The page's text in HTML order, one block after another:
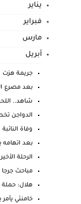
يناير
فبراير
مارس
أبريل
جريمة هزت
بعد مصرع
شاهد.. اللحظات
الدواجن
وفاة
بعد
الرحلة
مباحث
هلال: حملة
خامنئي